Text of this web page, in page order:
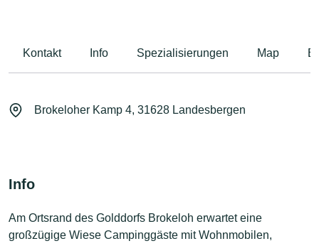
Kontakt Info Spezialisierungen Map
Brokeloher Kamp 4, 31628 Landesbergen
Info
Am Ortsrand des Golddorfs Brokeloh erwartet eine
großzügige Wiese Campinggäste mit Wohnmobilen,